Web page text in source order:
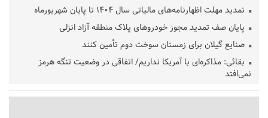
تمدید مهلت اظهارنامه‌های مالیاتی سال ۱۴۰۴ تا پایان شهریورماه
پایان صف تمدید مجوز خودروهای پلاک منطقه آزاد انزلی
صنایع گیلان برای زمستان سوخت دوم تأمین کنند
بقائی: مذاکره‌ای با آمریکا نداریم/ اتفاقی در وضعیت تنگه هرمز
نمی‌افتد